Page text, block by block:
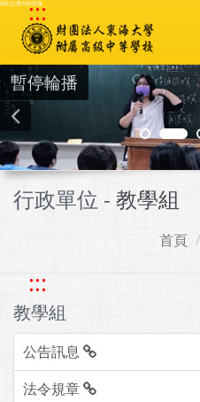
跳到主要內容區塊
:::
暫停輪播
行政單位 - 教學組
首頁
:::
教學組
公告訊息
法令規章